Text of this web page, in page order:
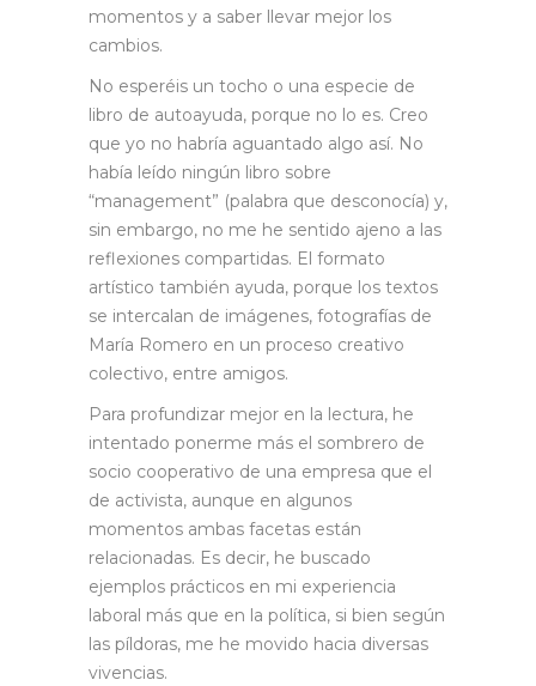
momentos y a saber llevar mejor los
cambios.
No esperéis un tocho o una especie de
libro de autoayuda, porque no lo es. Creo
que yo no habría aguantado algo así. No
había leído ningún libro sobre
“management” (palabra que desconocía) y,
sin embargo, no me he sentido ajeno a las
reflexiones compartidas. El formato
artístico también ayuda, porque los textos
se intercalan de imágenes, fotografías de
María Romero en un proceso creativo
colectivo, entre amigos.
Para profundizar mejor en la lectura, he
intentado ponerme más el sombrero de
socio cooperativo de una empresa que el
de activista, aunque en algunos
momentos ambas facetas están
relacionadas. Es decir, he buscado
ejemplos prácticos en mi experiencia
laboral más que en la política, si bien según
las píldoras, me he movido hacia diversas
vivencias.